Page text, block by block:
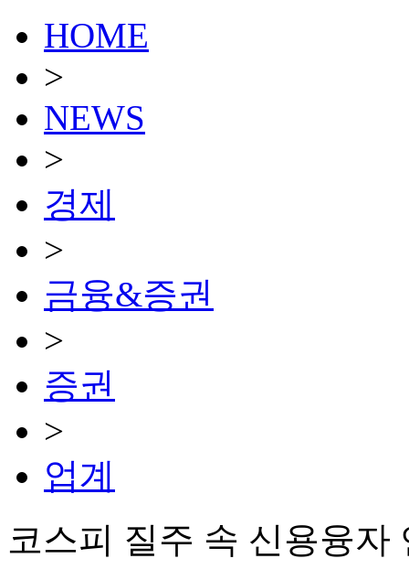
HOME
>
NEWS
>
경제
>
금융&증권
>
증권
>
업계
코스피 질주 속 신용융